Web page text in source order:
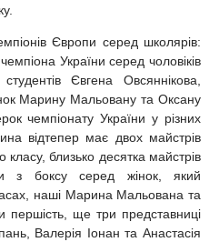
Європи серед школярів:
України серед чоловіків
Євгена Овсяннікова,
Марину Мальовану та Оксану
чемпіонату України у різних
відтепер має двох майстрів
класу, близько десятка майстрів
з боксу серед жінок, який
наші Марина Мальована та
першість, ще три представниці
Валерія Іонан та Анастасія